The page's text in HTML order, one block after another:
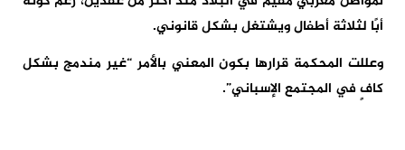
أبًا لثلاثة أطفال ويشتغل بشكل قانوني.
وعللت المحكمة قرارها بكون المعني بالأمر “غير مندمج بشكل
كافٍ في المجتمع الإسباني”.